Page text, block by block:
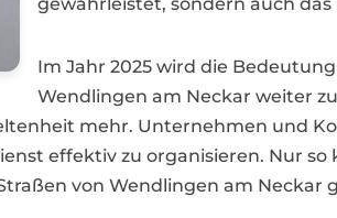
Im Jahr 2025 wird die
Wendlingen am Neckar weiter
mehr. Unternehmen und
effektiv zu organisieren. Nur
von Wendlingen am Neckar